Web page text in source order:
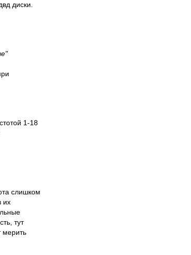
диски.
1-18
слишком
их
тут
мерить